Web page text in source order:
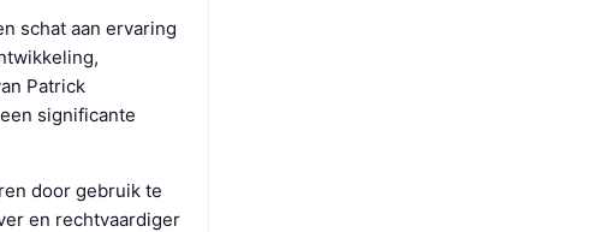
schat aan ervaring
Patrick
significante
door gebruik te
en rechtvaardiger